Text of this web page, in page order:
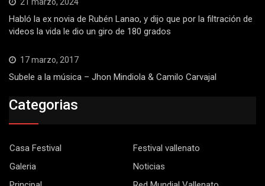
Habló la ex novia de Rubén Lanao, y dijo que por la filtración de
videos la vida le dio un giro de 180 grados
17 marzo, 2017
Subele a la música – Jhon Mindiola & Camilo Carvajal
Categorias
Casa Festival
Festival vallenato
Galeria
Noticias